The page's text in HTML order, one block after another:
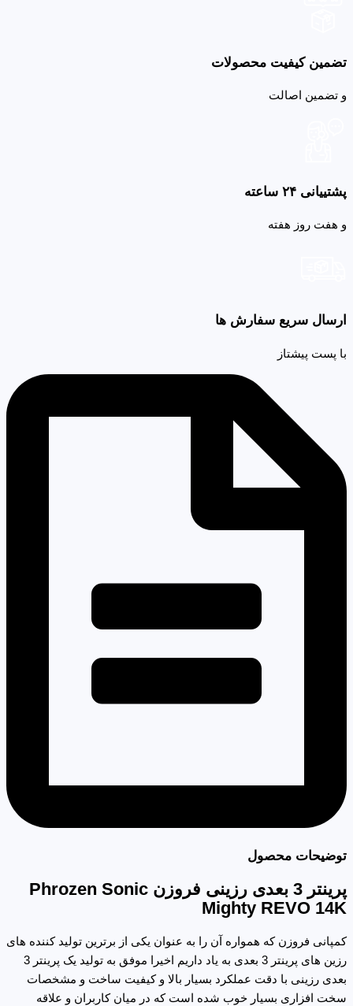
تضمین کیفیت محصولات
و تضمین اصالت
پشتییانی ۲۴ ساعته
و هفت روز هفته
ارسال سریع سفارش ها
با پست پیشتاز
توضیحات محصول
پرینتر 3 بعدی رزینی فروزن Phrozen Sonic
Mighty REVO 14K
کمپانی فروزن که همواره آن را به عنوان یکی از برترین تولید کننده های
رزین های پرینتر 3 بعدی به یاد داریم اخیرا موفق به تولید یک پرینتر 3
بعدی رزینی با دقت عملکرد بسیار بالا و کیفیت ساخت و مشخصات
سخت افزاری بسیار خوب شده است که در میان کاربران و علاقه